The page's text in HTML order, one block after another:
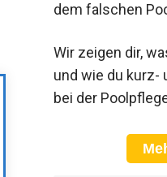
dem falschen
Wir zeigen dir,
und wie du kurz-
bei der